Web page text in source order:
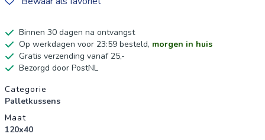
Binnen 30 dagen na ontvangst
Op werkdagen voor 23:59 besteld, morgen in huis
Gratis verzending vanaf 25,-
Bezorgd door PostNL
Productgegevens
Categorie
Palletkussens
Maat
120x40